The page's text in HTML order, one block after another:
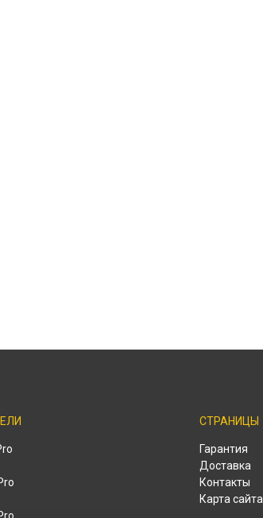
СТРАНИЦЫ
Гарантия
Доставка
Контакты
Карта сайта